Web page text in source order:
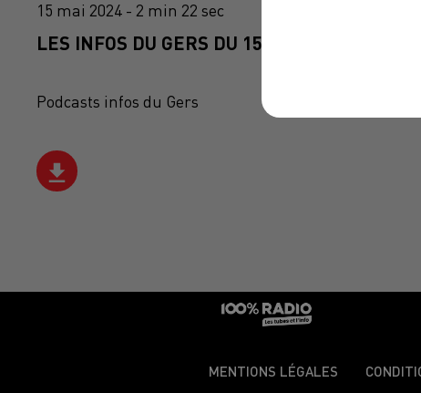
15 mai 2024 - 2 min 22 sec
LES INFOS DU GERS DU 15/05/2024 À 14H00
Podcasts infos du Gers
MENTIONS LÉGALES